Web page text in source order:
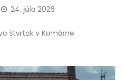
24. júla 2026
štvrtok v Komárne.